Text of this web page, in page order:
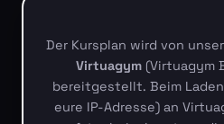
Der Kursplan wird von
Virtuagym(Virtuagym
bereitgestellt. Beim
eure IP-Adresse) an